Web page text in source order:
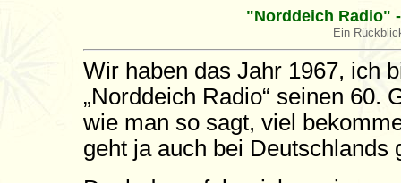
"Norddeich Radio"
Ein
Wir haben das Jahr 1967, ich
„Norddeich Radio“ seinen 60.
wie man so sagt, viel
geht ja auch bei